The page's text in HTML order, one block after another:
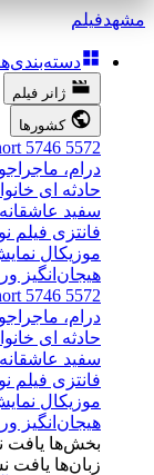
مشهدفیلم
ژانر فیلم
کشورها
5572
5746
درام،
حادثه ای
سفید عاشقانه
فانتزی فیلم
موزیکال
هیجان‌انگیز
5572
5746
درام،
حادثه ای
سفید عاشقانه
فانتزی فیلم
موزیکال
هیجان‌انگیز
بخش‌ها یافت
زبان‌ها یافت